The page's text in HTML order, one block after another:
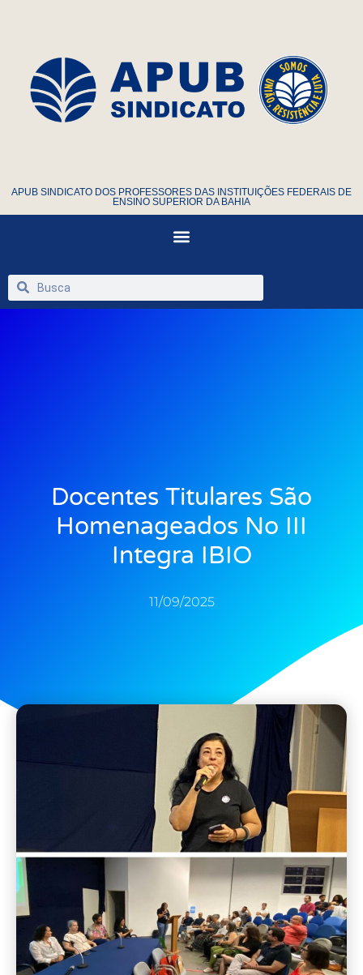
APUB SINDICATO DOS PROFESSORES DAS INSTITUIÇÕES FEDERAIS DE
ENSINO SUPERIOR DA BAHIA
Docentes Titulares São
Homenageados No III
Integra IBIO
11/09/2025